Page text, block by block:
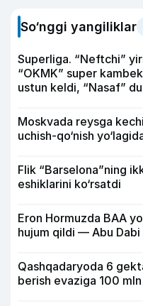
So‘nggi yangiliklar
Superliga. “Neftchi”
“OKMK” super
ustun keldi, “Nasaf”
Moskvada reysga
uchish-qo‘nish
Flik “Barselona”ning
eshiklarini ko‘rsatdi
Eron Hormuzda BAA
hujum qildi — Abu Dabi
Qashqadaryoda 6
berish evaziga 100 mln